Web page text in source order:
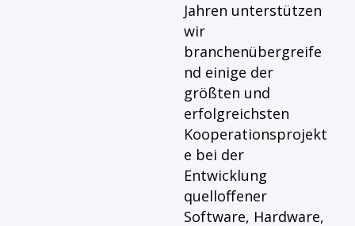
Jahren unterstützen
wir
branchenübergreife
nd einige der
größten und
erfolgreichsten
Kooperationsprojekt
e bei der
Entwicklung
quelloffener
Software, Hardware,